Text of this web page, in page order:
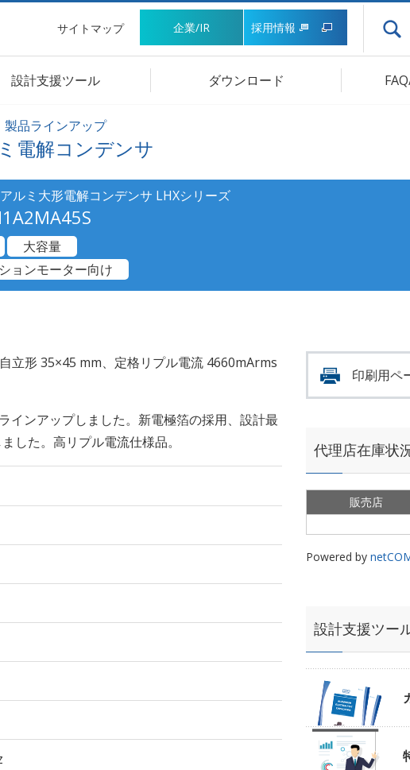
サイトマップ 企業/IR 採用情報
設計支援ツール ダウンロード
製品ラインアップ
電解コンデンサ
ルミ大形電解コンデンサ LHXシリーズ
大容量
ョンモーター向け
立形 35×45 mm、定格リプル電流 4660mArms
インアップしました。新電極箔の採用、設計最
した。高リプル電流仕様品。
印刷用ペ
代理店在庫状
販売店
Powered by
設計支援ツー